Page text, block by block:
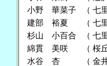
小野 華菜子
（ 七
建部 裕夏
（ 七
杉山 小百合
（ 七
綿貫 美咲
（ 桜
水谷 杏
（ 金